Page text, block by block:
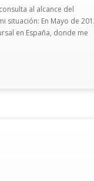
al alcance del
situación: En Mayo de
en España, donde me